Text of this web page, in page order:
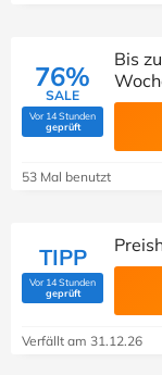
76%
SALE
Vor 14 Stunden
geprüft(Von Savoo geprüft)
Bis
53 Mal benutzt
TIPP
Vor 14 Stunden
geprüft(Von Savoo geprüft)
Verfällt am 31.12.26